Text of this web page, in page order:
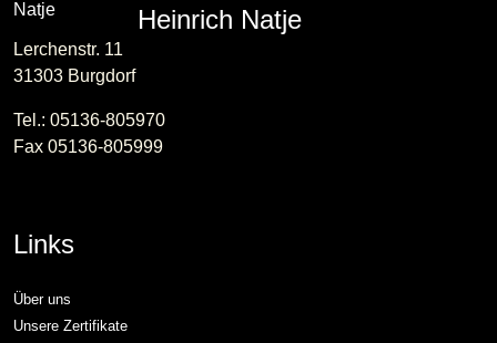
Heinrich Natje
Lerchenstr. 11
31303 Burgdorf
Tel.: 05136-805970
Fax 05136-805999
Links
Über uns
Unsere Zertifikate